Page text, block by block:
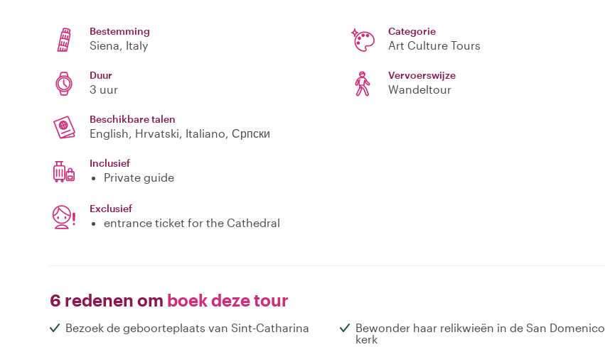
Bestemming
Siena, Italy
Categorie
Art Culture Tours
Duur
3 uur
Vervoerswijze
Wandeltour
Beschikbare talen
English, Hrvatski, Italiano, Српски
Inclusief
Private guide
Exclusief
entrance ticket for the Cathedral
6 redenen om boek deze tour
Bezoek de geboorteplaats van Sint-Catharina
Bewonder haar relikwieën in de San Domenico
kerk